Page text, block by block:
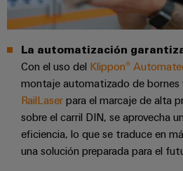
La automatización
Con el uso del Klippon®
montaje automatizado de bornes
RailLaser para el marcaje de alta
sobre el carril DIN, se aprovecha
eficiencia, lo que se traduce en
una solución preparada para el